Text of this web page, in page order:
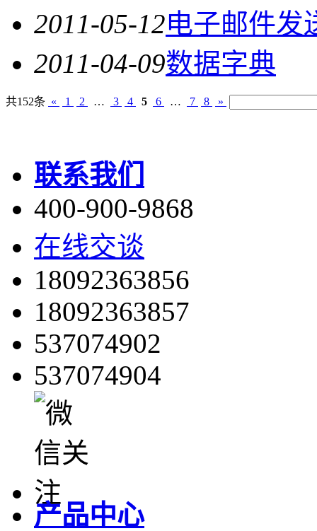
2011-05-12电子邮件发
2011-04-09数据字典
共152条 « 1 2 … 3 4 5 6 … 7 8 »
联系我们
400-900-9868
在线交谈
18092363856
18092363857
537074902
537074904
产品中心